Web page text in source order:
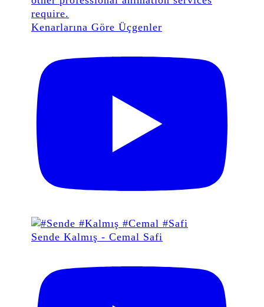
Kenarlarına Göre Üçgenler
Sende Kalmış - Cemal Safi